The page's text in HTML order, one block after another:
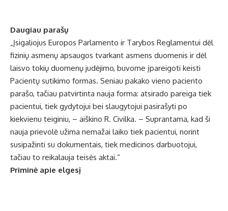
Daugiau parašų
„Įsigaliojus Europos Parlamento ir Tarybos Reglamentui dėl
fizinių asmenų apsaugos tvarkant asmens duomenis ir dėl
laisvo tokių duomenų judėjimo, buvome įpareigoti keisti
Pacientų sutikimo formas. Seniau pakako vieno paciento
parašo, tačiau patvirtinta nauja forma: atsirado pareiga tiek
pacientui, tiek gydytojui bei slaugytojui pasirašyti po
kiekvienu teiginiu, – aiškino R. Civilka. – Suprantama, kad ši
nauja prievolė užima nemažai laiko tiek pacientui, norint
susipažinti su dokumentais, tiek medicinos darbuotojui,
tačiau to reikalauja teisės aktai.“
Priminė apie elgesį